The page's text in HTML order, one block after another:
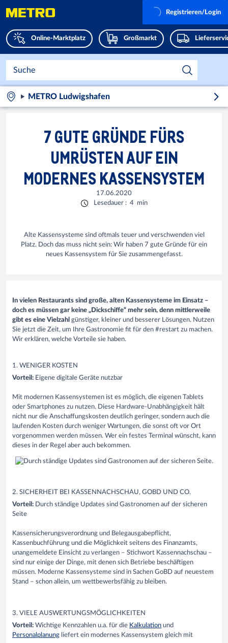
Online-Marktplatz Großmarkt
Registrieren/Login
METRO Ludwigshafen
7 GUTE GRÜNDE FÜRS
UMRÜSTEN AUF EIN
MODERNES KASSENSYSTEM
17.06.2020
Lesedauer : 4 min
Alte Kassensysteme sind oftmals teuer und verschwenden viel
Platz. Doch das muss nicht sein: Wir haben 7 gute Gründe für ein
neues Kassensystem für Sie zusammengefasst.
In vielen Restaurants sind große, alten Kassensysteme im Einsatz –
doch es müssen gar keine „Dickschiffe“ mehr sein, denn mittlerweile
gibt es eine Vielzahl günstiger, kleiner und besserer Lösungen. Nutzen
Sie jetzt die Zeit, um Ihre Gastronomie fit für den #restart zu machen.
Wir erklären, welche Vorteile sie haben.
1. WENIGER KOSTEN
Vorteil: Eigene digitale Geräte nutzbar
Mit modernen Kassensystemen ist es möglich, die eigenen Tablets
oder Smartphones zu nutzen. Diese Hardware-Unabhängigkeit hält
nicht nur die Anschaffungskosten deutlich geringer, sondern auch die
laufenden Kosten durch weniger Wartungen, die sonst oft vor Ort
vorgenommen werden müssen. Wer ein festes Terminal wünscht, kann
dieses in der Regel aber auch bekommen.
2. SICHERHEIT BEI KASSENNACHSCHAU, GOBD UND CO.
Vorteil: Durch ständige Updates sind Gastronomen auf der sicheren
Seite
Kassensicherungsverordnung und Belegausgabepflicht,
Kassenbuchführung und die Möglichkeit seitens des Finanzamts,
unangemeldete Einsicht zu verlangen – Stichwort Kassennachschau –
sind nur einige der Dinge, mit denen sich Betriebe beschäftigen
müssen. Moderne Kassensysteme sind in Sachen GoBD auf neuestem
Stand – schon allein, um wettbewerbsfähig zu bleiben.
3. VIELE AUSWERTUNGSMÖGLICHKEITEN
Vorteil: Wichtige Kennzahlen u.a. für die Kalkulation und
Personalplanung liefert ein modernes Kassensystem gleich mit